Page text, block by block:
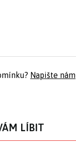
Napište nám
LÍBIT